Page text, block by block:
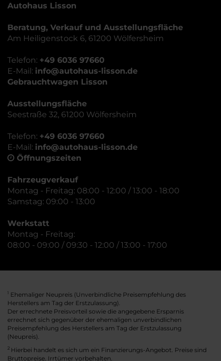
Autohaus Lisson
Beratung, Verkauf und Ausstellungsfläche
Am Heiligenstock 6, 61200 Wölfersheim
Telefon: +49 6036 97660
E-Mail: info@autohaus-lisson.de
Gebrauchtwagen Lisson
Ausstellungsfläche
Seestraße 32, 61200 Wölfersheim
Telefon: +49 6036 97660
E-Mail: info@autohaus-lisson.de
Öffnungszeiten
Fahrzeugverkauf
Montag - Freitag: 08:00 - 12:00 / 13:00 - 18:00
Samstag: 09:00 - 13:00
Werkstatt
Montag - Freitag:
08:00 - 09:00 / 09:30 - 12:00 / 13:00 - 17:00
1
Ehemaliger Neupreis (Unverbindliche Preisempfehlung des
Herstellers am Tag der Erstzulassung).
Der errechnete Preisvorteil sowie die angegebene Ersparnis
errechnet sich gegenüber der ehemaligen unverbindlichen
Preisempfehlung des Herstellers am Tag der Erstzulassung
(Neupreis).
2 Hierbei handelt es sich um ein Finanzierungs-Angebot. Preise sind
Bruttopreise. Irrtümer vorbehalten.